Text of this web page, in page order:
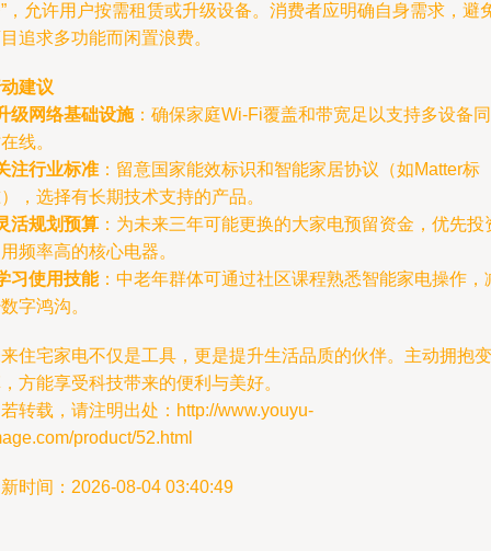
，允许用户按需租赁或升级设备。消费者应明确自身需求，避
追求多功能而闲置浪费。
建议
级网络基础设施：确保家庭Wi-Fi覆盖和带宽足以支持多设备同
线。
注行业标准 ：留意国家能效标识和智能家居协议（如Matter标
，选择有长期技术支持的产品。
活规划预算 ：为未来三年可能更换的大家电预留资金，优先投
频率高的核心电器。
习使用技能：中老年群体可通过社区课程熟悉智能家电操作，
字鸿沟。
住宅家电不仅是工具，更是提升生活品质的伙伴。主动拥抱变
方能享受科技带来的便利与美好。
转载，请注明出处：http://www.youyu-
product/52.html
时间：2026-08-04 03:40:49